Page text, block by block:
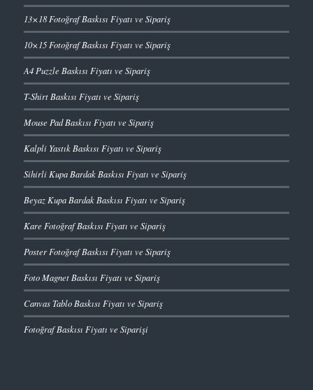
13×18 Fotoğraf Baskısı Fiyatı ve Sipariş
10×15 Fotoğraf Baskısı Fiyatı ve Sipariş
A4 Puzzle Baskısı Fiyatı ve Sipariş
T-Shirt Baskısı Fiyatı ve Sipariş
Mouse Pad Baskısı Fiyatı ve Sipariş
Kalpli Yastık Baskısı Fiyatı ve Sipariş
Sihirli Kupa Bardak Baskısı Fiyatı ve Sipariş
Beyaz Kupa Bardak Baskısı Fiyatı ve Sipariş
Kare Fotoğraf Baskısı Fiyatı ve Sipariş
Poster Fotoğraf Baskısı Fiyatı ve Sipariş
Foto Magnet Baskısı Fiyatı ve Sipariş
Canvas Tablo Baskısı Fiyatı ve Sipariş
Fotoğraf Baskısı Fiyatı ve Siparişi